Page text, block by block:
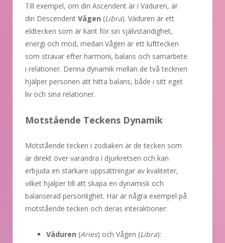
Till exempel, om din Ascendent är i Väduren, är
din Descendent Vågen (Libra). Väduren är ett
eldtecken som är känt för sin självständighet,
energi och mod, medan Vågen är ett lufttecken
som strävar efter harmoni, balans och samarbete
i relationer. Denna dynamik mellan de två tecknen
hjälper personen att hitta balans, både i sitt eget
liv och sina relationer.
Motstående Teckens Dynamik
Motstående tecken i zodiaken är de tecken som
är direkt över varandra i djurkretsen och kan
erbjuda en starkare uppsättningar av kvaliteter,
vilket hjälper till att skapa en dynamisk och
balanserad personlighet. Här är några exempel på
motstående tecken och deras interaktioner:
Väduren (Aries) och Vågen (Libra):